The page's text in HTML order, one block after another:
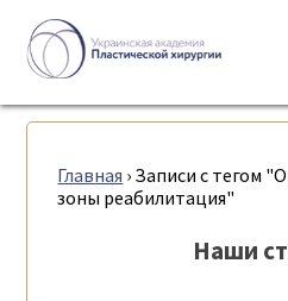
Главная › Записи с тегом
зоны реабилитация"
Наши